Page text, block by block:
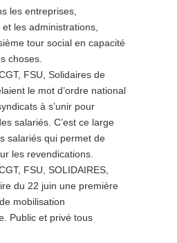
les entreprises,
les administrations,
tour social en capacité
choses.
FSU, Solidaires de
le mot d’ordre national
à s’unir pour
salariés. C’est ce large
salariés qui permet de
les revendications.
FSU, SOLIDAIRES,
du 22 juin une première
mobilisation
Public et privé tous